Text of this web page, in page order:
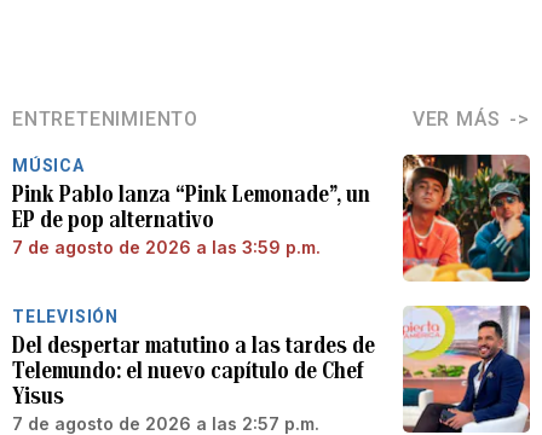
ENTRETENIMIENTO VER MÁS
MÚSICA
Pink Pablo lanza “Pink Lemonade”, un
EP de pop alternativo
7 de agosto de 2026 a las 3:59 p.m.
TELEVISIÓN
Del despertar matutino a las tardes de
Telemundo: el nuevo capítulo de Chef
Yisus
7 de agosto de 2026 a las 2:57 p.m.